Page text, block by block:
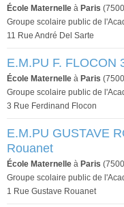
École Maternelle à Paris
Groupe scolaire public de
11 Rue André Del Sarte
E.M.PU F. FLOCON
École Maternelle à Paris
Groupe scolaire public de
3 Rue Ferdinand Flocon
E.M.PU GUSTAVE
Rouanet
École Maternelle à Paris
Groupe scolaire public de
1 Rue Gustave Rouanet